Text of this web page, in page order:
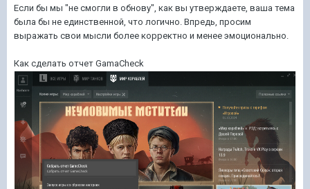
Если бы мы "не смогли в обнову", как вы утверждаете, ваша тема
была бы не единственной, что логично. Впредь, просим
выражать свои мысли более корректно и менее эмоционально.
Как сделать отчет GamaCheck